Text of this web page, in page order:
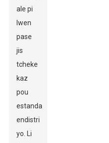
ale pi
lwen
pase
jis
tcheke
kaz
pou
estanda
endistri
yo. Li